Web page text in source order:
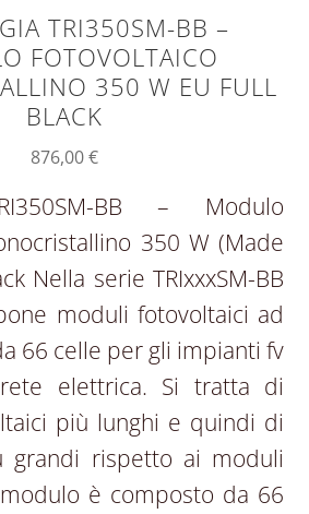
TRI350SM-BB –
FOTOVOLTAICO
350 W EU FULL
BLACK
876,00€
BB – Modulo
350 W (Made
Nella serie TRIxxxSM-BB
moduli fotovoltaici ad
66 celle per gli impianti fv
elettrica. Si tratta di
più lunghi e quindi di
grandi rispetto ai moduli
è composto da 66